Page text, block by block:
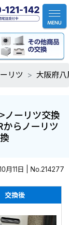
リツ 大阪府
ノーリツ交換
からノーリツ
月11日 | No.214277
交換後